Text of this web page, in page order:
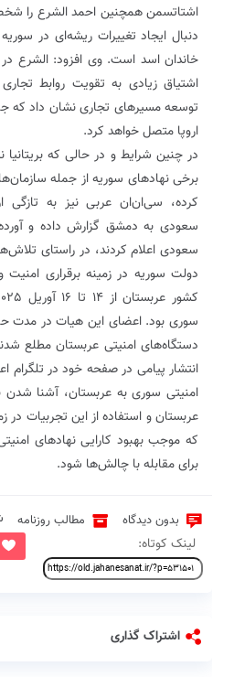
اشتاتسمن همچنین احمد الشرع را
دنبال ایجاد تغییرات ریشه‌ای در
خاندان اسد است. وی افزود: الشرع در
اشتیاق زیادی به تقویت روابط
توسعه مسیرهای تجاری نشان داد که
اروپا متصل خواهد کرد.
در چنین شرایط و در حالی که بریتانیا
برخی نهادهای سوریه از جمله
کرده، سی‌ان‌ان عربی نیز به
سعودی به دمشق گزارش داده و
سعودی اعلام کردند، در راستای
دولت سوریه در زمینه برقراری
سوری بود. اعضای این هیات در مدت
دستگاه‌های امنیتی عربستان مطلع
انتشار پیامی در صفحه خود در تلگرام
امنیتی سوری به عربستان، آشنا شدن
عربستان و استفاده از این تجربیات در
که موجب بهبود کارایی نهادهای
برای مقابله با چالش‌ها شود.
بدون دیدگاه مطالب روزنامه
لینک کوتاه:
اشتراک گذاری